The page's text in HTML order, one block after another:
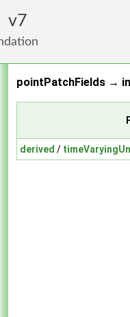
7
Foundation
pointPatchFields →
derived /